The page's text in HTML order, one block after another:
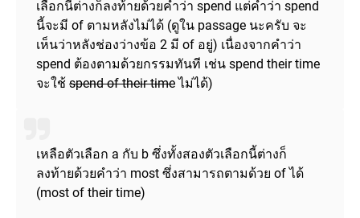
เลือกนี้ต่างก็ลงท้ายด้วยคำว่า spend แต่คำว่า spend
นี้จะมี of ตามหลังไม่ได้ (ดูใน passage นะครับ จะ
เห็นว่าหลังช่องว่างข้อ 2 มี of อยู่) เนื่องจากคำว่า
spend ต้องตามด้วยกรรมทันที เช่น spend their time
จะใช้ spend of their timeไม่ได้)
เหลือตัวเลือก a กับ b ซึ่งทั้งสองตัวเลือกนี้ต่างก็
ลงท้ายด้วยคำว่า most ซึ่งสามารถตามด้วย of ได้
(most of their time)